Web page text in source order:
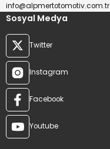
info@alpmertotomotiv.com.tr
Sosyal Medya
Twitter
Instagram
Facebook
Youtube